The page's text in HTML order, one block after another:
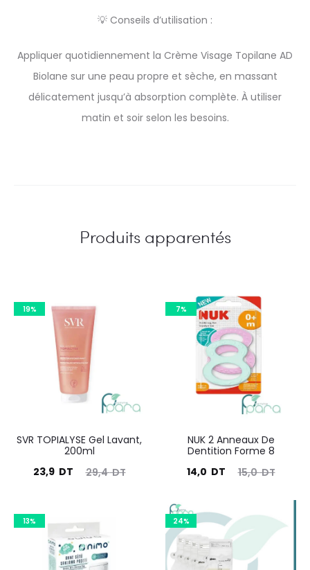
💡 Conseils d’utilisation :
Appliquer quotidiennement la Crème Visage Topilane AD
Biolane sur une peau propre et sèche, en massant
délicatement jusqu’à absorption complète. À utiliser
matin et soir selon les besoins.
Produits apparentés
19%
SVR TOPIALYSE Gel Lavant,
200ml
29,4DT
Le
initial
était :
29,4
23,9 DT
actuel
7%
NUK 2 Anneaux De
Dentition Forme 8
15,0DT
Le
initial
était :
15,0
14,0 DT
Le
actuel
est :
14,0
13% 24%